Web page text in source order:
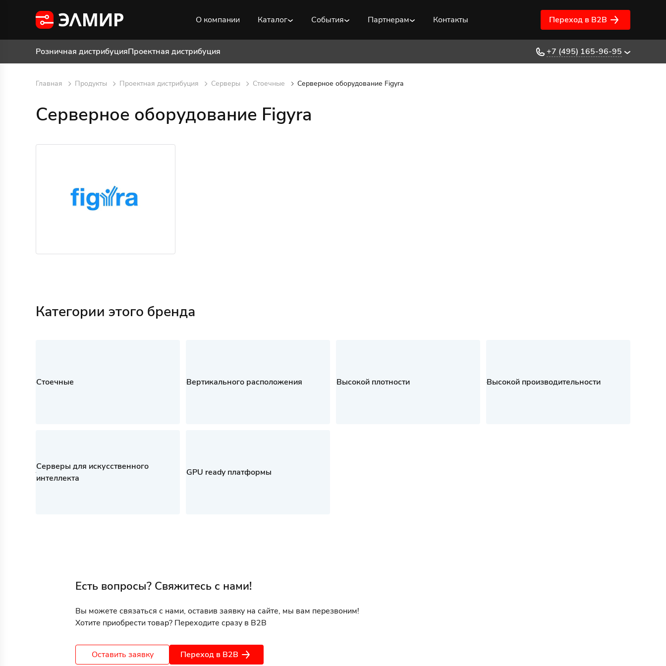
О компании Каталог События Партнерам Контакты Переход в B2B
Розничная дистрибуцияПроектная дистрибуция +7 (495) 165-96-95
Главная Продукты Проектная дистрибуция Серверы Стоечные Серверное оборудование Figyra
Серверное оборудование Figyra
Категории этого бренда
Стоечные Вертикального расположения Высокой плотности Высокой производительности
Серверы для искусственного
интеллекта
GPU ready платформы
Есть вопросы? Свяжитесь с нами!
Вы можете связаться с нами, оставив заявку на сайте, мы вам перезвоним!
Хотите приобрести товар? Переходите сразу в B2B
Оставить заявку Переход в B2B